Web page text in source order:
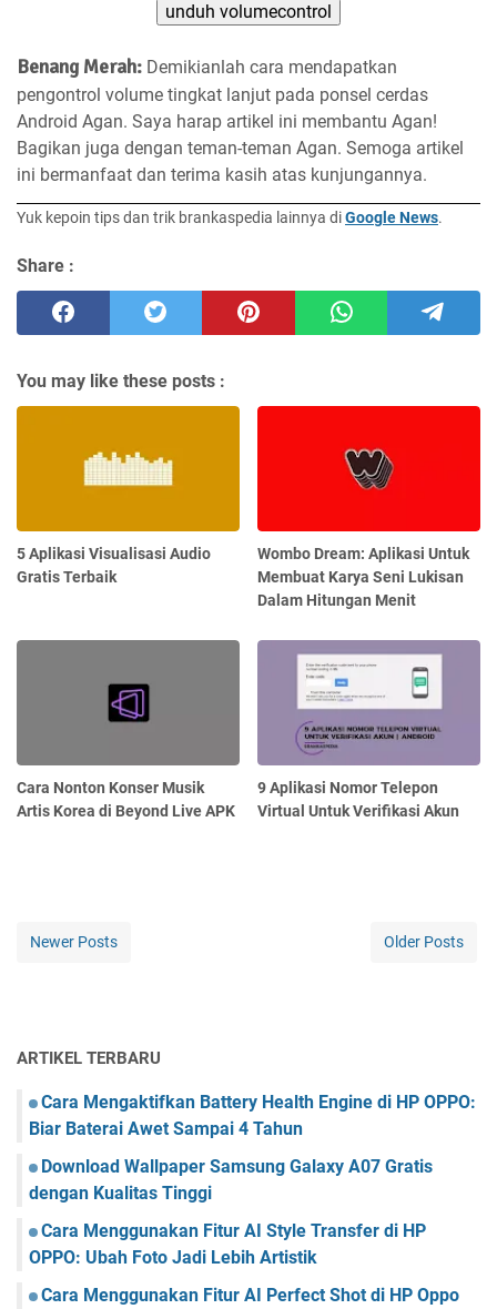
unduh volumecontrol
Benang Merah: Demikianlah cara mendapatkan
pengontrol volume tingkat lanjut pada ponsel cerdas
Android Agan. Saya harap artikel ini membantu Agan!
Bagikan juga dengan teman-teman Agan. Semoga artikel
ini bermanfaat dan terima kasih atas kunjungannya.
Yuk kepoin tips dan trik brankaspedia lainnya diGoogle News.
Share :
You may like these posts :
5 Aplikasi Visualisasi Audio
Gratis Terbaik
Wombo Dream: Aplikasi Untuk
Membuat Karya Seni Lukisan
Dalam Hitungan Menit
Cara Nonton Konser Musik
Artis Korea di Beyond Live APK
9 Aplikasi Nomor Telepon
Virtual Untuk Verifikasi Akun
Newer Posts Older Posts
ARTIKEL TERBARU
Cara Mengaktifkan Battery Health Engine di HP OPPO:
Biar Baterai Awet Sampai 4 Tahun
Download Wallpaper Samsung Galaxy A07 Gratis
dengan Kualitas Tinggi
Cara Menggunakan Fitur AI Style Transfer di HP
OPPO: Ubah Foto Jadi Lebih Artistik
Cara Menggunakan Fitur AI Perfect Shot di HP Oppo